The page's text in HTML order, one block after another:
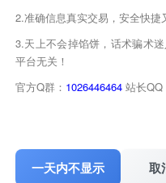
2.准确信息真实交易，安全快捷
3.天上不会掉馅饼，话术骗术
平台无关！
官方Q群： 1026446464 站长QQ
一天内不显示 取